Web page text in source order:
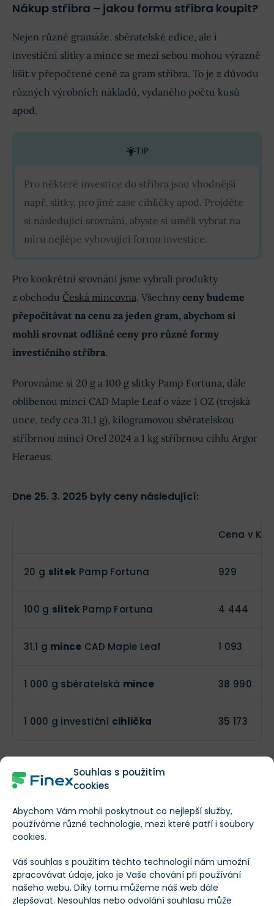
Souhlas s použitím
cookies
Abychom Vám mohli poskytnout co nejlepší služby,
používáme různé technologie, mezi které patří i soubory
cookies.
Váš souhlas s použitím těchto technologií nám umožní
zpracovávat údaje, jako je Vaše chování při používání
našeho webu. Díky tomu můžeme náš web dále
zlepšovat. Nesouhlas nebo odvolání souhlasu může
Nákup stříbra – jakou formu stříbra koupit?
Nejen různé gramáže, sběratelské edice, ale i
investiční slitky a mince se mezi sebou mohou výrazně
lišit v přepočtené ceně za gram stříbra. To je z důvodu
různých výrobních nákladů, vydaného počtu kusů
apod.
TIP
Pro některé investice do stříbra jsou vhodnější
např. slitky, pro jiné zase cihličky apod. Projděte
si následující srovnání, abyste si uměli vybrat na
míru nejlépe vyhovující formu investice.
Pro konkrétní srovnání jsme vybrali produkty
z obchodu Česká mincovna. Všechny ceny budeme
přepočítávat na cenu za jeden gram, abychom si
mohli srovnat odlišné ceny pro různé formy
investičního stříbra.
Porovnáme si 20 g a 100 g slitky Pamp Fortuna, dále
oblíbenou minci CAD Maple Leaf o váze 1 OZ (trojská
unce, tedy cca 31,1 g), kilogramovou sběratelskou
stříbrnou minci Orel 2024 a 1 kg stříbrnou cihlu Argor
Heraeus.
Dne 25. 3. 2025 byly ceny následující:
Cena v
20 g slitek Pamp Fortuna 929
100 g slitek Pamp Fortuna 4 444
31,1 g mince CAD Maple Leaf 1 093
1 000 g sběratelská mince 38 990
1 000 g investiční cihlička 35 173
do stříbradle ceny za gram vychází cihlička
To je díky nižším výrobním nákladům oproti ostatním
porovnávaným variantám. Tato alternativa je
stránku, ale jde jim jen o hodnotu investice .
Velice dobře vychází takémince s javorovým listem